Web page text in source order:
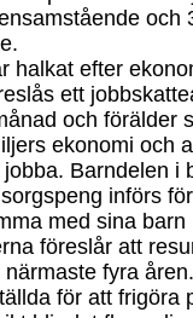
och
halkat efter
ett
och förälder
ekonomi och
Barndelen i
införs
med sina barn
föreslår att
fyra
för att frigöra